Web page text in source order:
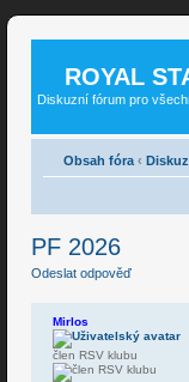
ROYAL
Diskuzní fórum pro
Obsah fóra ‹
PF 2026
Odeslat odpověď
Mirlos
člen RSV klubu